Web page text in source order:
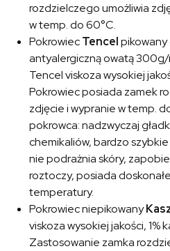
rozdzielczego umożliwia
w temp. do 60°C.
PokrowiecTencel
antyalergiczną owatą 300g/
Tencel viskoza wysokiej
Pokrowiec posiada zamek
zdjęcie i wypranie w temp.
pokrowca: nadzwyczaj
chemikaliów, bardzo
nie podrażnia skóry,
roztoczy, posiada
temperatury.
Pokrowiec niepikowany
viskoza wysokiej jakości, 1%
Zastosowanie zamka